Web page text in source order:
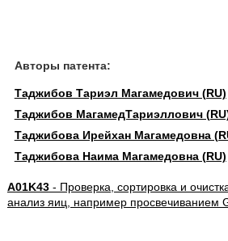
Авторы патента:
Таджибов Тариэл Магамедович (RU)
Таджибов МагамедТариэллович
Таджибова Ирейхан Магамедовна
Таджибова Наима Магамедовна (RU)
A01K43- Проверка, сортировка и
анализ яиц, например просвечиванием